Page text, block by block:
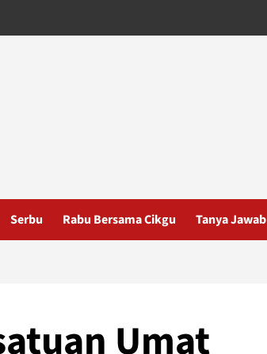
Serbu Rabu Bersama Cikgu Tanya Jawab
Umat